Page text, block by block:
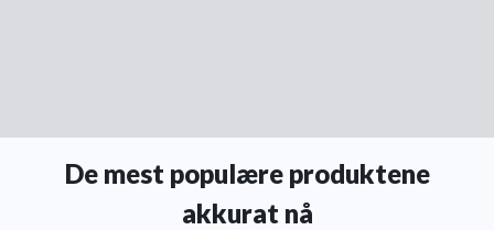
De mest populære produktene
akkurat nå